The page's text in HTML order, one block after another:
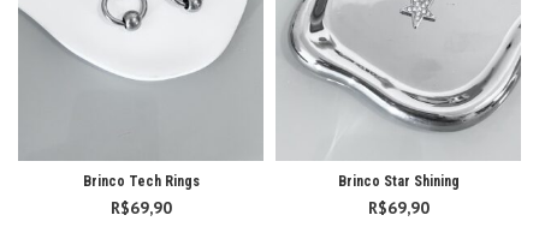
Brinco Tech Rings
R$69,90
Brinco Star Shining
R$69,90